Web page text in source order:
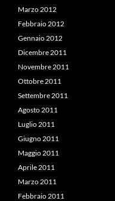
Marzo 2012
Febbraio 2012
Gennaio 2012
Dicembre 2011
Novembre 2011
Ottobre 2011
Settembre 2011
Agosto 2011
Luglio 2011
Giugno 2011
Maggio 2011
Aprile 2011
Marzo 2011
Febbraio 2011